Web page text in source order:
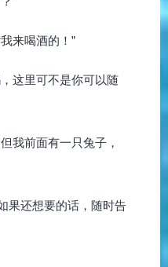
来喝酒的！”
这里可不是你可以随
我前面有一只兔子，
果还想要的话，随时告